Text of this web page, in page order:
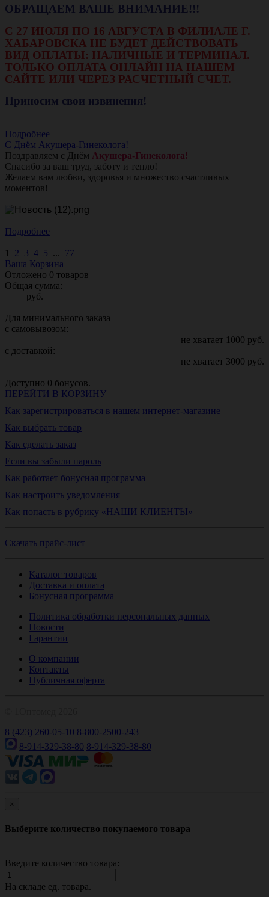
ОБРАЩАЕМ ВАШЕ ВНИМАНИЕ!!!
С 27 ИЮЛЯ ПО 16 АВГУСТА В ФИЛИАЛЕ Г.
ХАБАРОВСКА НЕ БУДЕТ ДЕЙСТВОВАТЬ
ВИД ОПЛАТЫ: НАЛИЧНЫЕ И ТЕРМИНАЛ.
ТОЛЬКО ОПЛАТА ОНЛАЙН НА НАШЕМ
САЙТЕ ИЛИ ЧЕРЕЗ РАСЧЕТНЫЙ СЧЕТ.
Приносим свои извинения!
Подробнее
С Днём Акушера-Гинеколога!
Поздравляем с Днём Акушера-Гинеколога!
Спасибо за ваш труд, заботу и тепло!
Желаем вам любви, здоровья и множество счастливых
моментов!
Подробнее
1 2 3 4 5 ... 77
Ваша Корзина
Отложено 0 товаров
Общая сумма:
руб.
Для минимального заказа
с самовывозом:
не хватает 1000 руб.
с доставкой:
не хватает 3000 руб.
Доступно 0 бонусов.
ПЕРЕЙТИ В КОРЗИНУ
Как зарегистрироваться в нашем интернет-магазине
Как выбрать товар
Как сделать заказ
Если вы забыли пароль
Как работает бонусная программа
Как настроить уведомления
Как попасть в рубрику «НАШИ КЛИЕНТЫ»
Скачать прайс-лист
Каталог товаров
Доставка и оплата
Бонусная программа
Политика обработки персональных данных
Новости
Гарантии
О компании
Контакты
Публичная оферта
8 (423) 260-05-10 8-800-2500-243
8-914-329-38-80 8-914-329-38-80
×
Выберите количество покупаемого товара
Введите количество товара:
На складе ед. товара.